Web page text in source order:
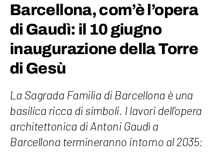
Barcellona, com’è l’opera
di Gaudì: il 10 giugno
inaugurazione della Torre
di Gesù
La Sagrada Familia di Barcellona è una
basilica ricca di simboli. I lavori dell'opera
architettonica di Antoni Gaudì a
Barcellona termineranno intorno al 2035: